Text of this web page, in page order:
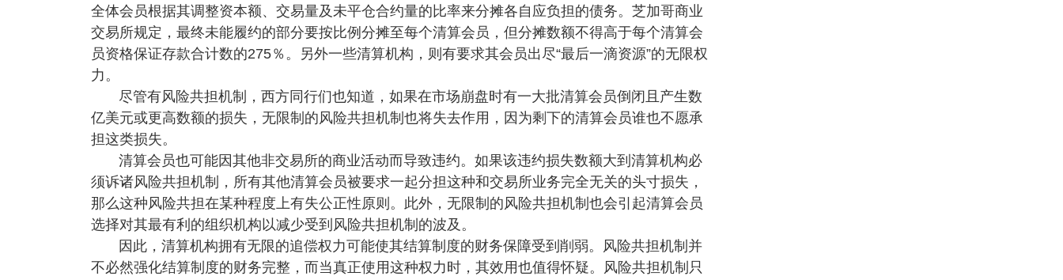
全体会员根据其调整资本额、交易量及未平仓合约量的比率来分摊各自应负担的债务。芝加哥商业
交易所规定，最终未能履约的部分要按比例分摊至每个清算会员，但分摊数额不得高于每个清算会
员资格保证存款合计数的275％。另外一些清算机构，则有要求其会员出尽“最后一滴资源”的无限权
力。
尽管有风险共担机制，西方同行们也知道，如果在市场崩盘时有一大批清算会员倒闭且产生数
亿美元或更高数额的损失，无限制的风险共担机制也将失去作用，因为剩下的清算会员谁也不愿承
担这类损失。
清算会员也可能因其他非交易所的商业活动而导致违约。如果该违约损失数额大到清算机构必
须诉诸风险共担机制，所有其他清算会员被要求一起分担这种和交易所业务完全无关的头寸损失，
那么这种风险共担在某种程度上有失公正性原则。此外，无限制的风险共担机制也会引起清算会员
选择对其最有利的组织机构以减少受到风险共担机制的波及。
因此，清算机构拥有无限的追偿权力可能使其结算制度的财务保障受到削弱。风险共担机制并
不必然强化结算制度的财务完整，而当真正使用这种权力时，其效用也值得怀疑。风险共担机制只